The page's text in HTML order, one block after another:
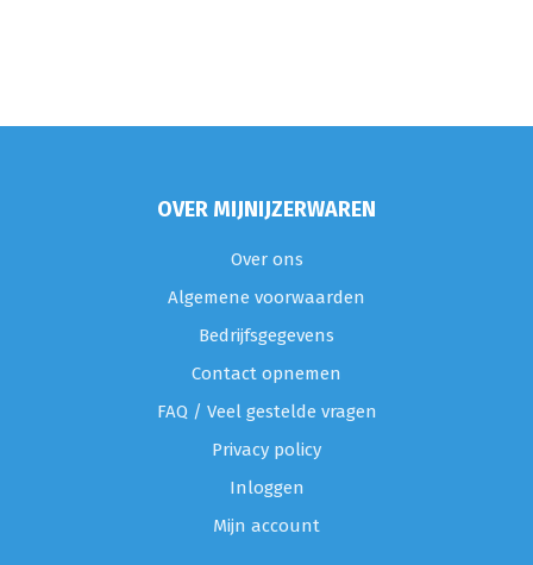
OVER MIJNIJZERWAREN
Over ons
Algemene voorwaarden
Bedrijfsgegevens
Contact opnemen
FAQ / Veel gestelde vragen
Privacy policy
Inloggen
Mijn account